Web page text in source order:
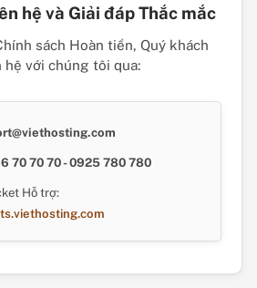
hệ và Giải đáp Thắc mắc
sách Hoàn tiền, Quý khách
với chúng tôi qua:
70 70 70 - 0925 780 780
Hỗ trợ: